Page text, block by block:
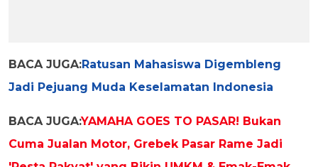
BACA JUGA:Ratusan Mahasiswa Digembleng
Jadi Pejuang Muda Keselamatan Indonesia
BACA JUGA:YAMAHA GOES TO PASAR! Bukan
Cuma Jualan Motor, Grebek Pasar Rame Jadi